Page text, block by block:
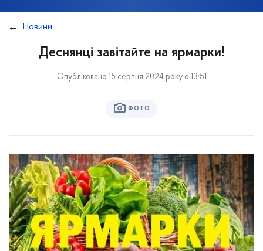
Новини
Деснянці завітайте на ярмарки!
Опубліковано 15 серпня 2024 року о 13:51
ФОТО